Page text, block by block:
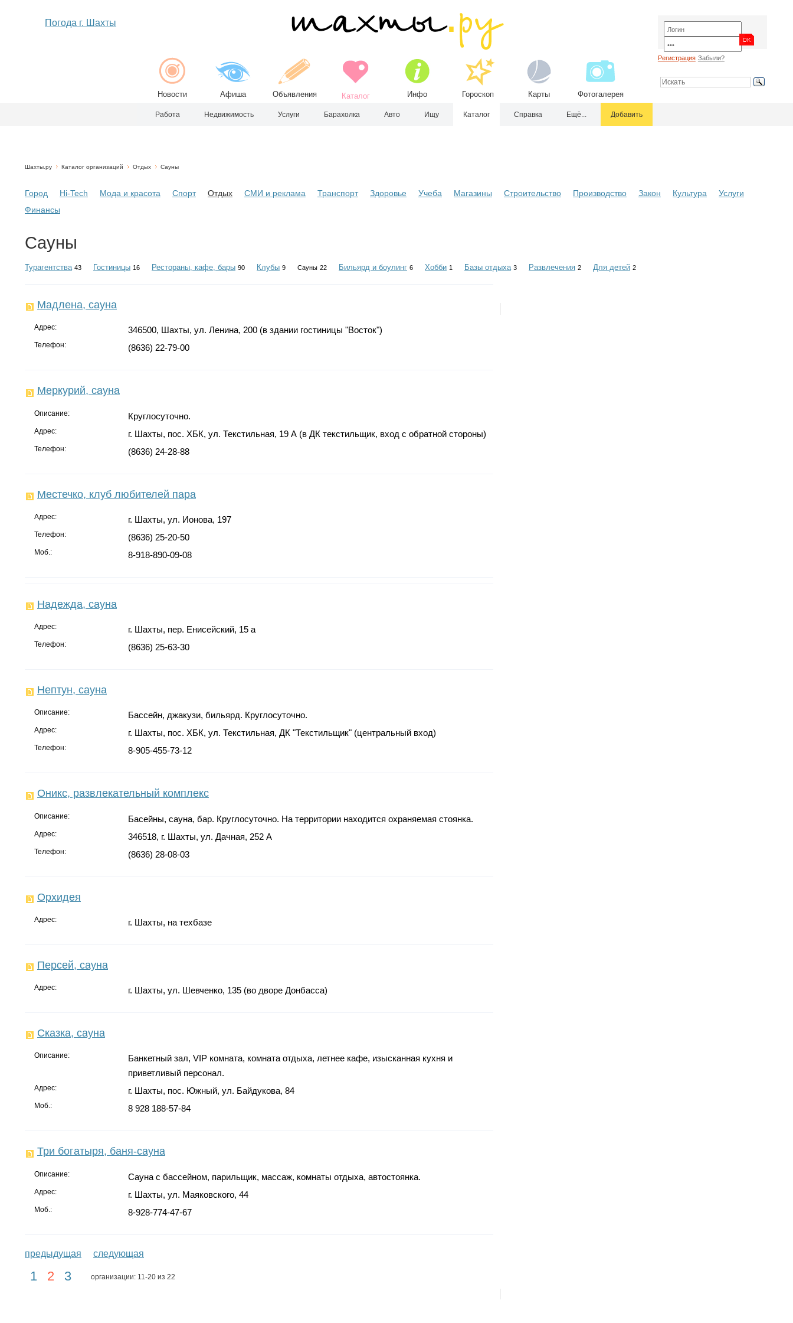
Погода г. Шахты
Новости Афиша Объявления Каталог Инфо Гороскоп Карты Фотогалерея
Регистрация Забыли?
Работа Недвижимость Услуги Барахолка Авто Ищу Каталог Справка Ещё... Добавить
Шахты.ру Каталог организаций Отдых Сауны
Город Hi-Tech Мода и красота Спорт Отдых СМИ и реклама Транспорт Здоровье Учеба Магазины Строительство Производство Закон Культура
Услуги
Финансы
Сауны
Турагентства 43 Гостиницы 16 Рестораны, кафе, бары 90 Клубы 9 Сауны 22 Бильярд и боулинг 6 Хобби 1 Базы отдыха 3 Развлечения 2 Для детей 2
Мадлена, сауна
Адрес: 346500, Шахты, ул. Ленина, 200 (в здании гостиницы "Восток")
Телефон: (8636) 22-79-00
Меркурий, сауна
Описание: Круглосуточно.
Адрес: г. Шахты, пос. ХБК, ул. Текстильная, 19 А (в ДК текстильщик, вход с обратной стороны)
Телефон: (8636) 24-28-88
Местечко, клуб любителей пара
Адрес: г. Шахты, ул. Ионова, 197
Телефон: (8636) 25-20-50
Моб.: 8-918-890-09-08
Надежда, сауна
Адрес: г. Шахты, пер. Енисейский, 15 а
Телефон: (8636) 25-63-30
Нептун, сауна
Описание: Бассейн, джакузи, бильярд. Круглосуточно.
Адрес: г. Шахты, пос. ХБК, ул. Текстильная, ДК "Текстильщик" (центральный вход)
Телефон: 8-905-455-73-12
Оникс, развлекательный комплекс
Описание: Басейны, сауна, бар. Круглосуточно. На территории находится охраняемая стоянка.
Адрес: 346518, г. Шахты, ул. Дачная, 252 А
Телефон: (8636) 28-08-03
Орхидея
Адрес: г. Шахты, на техбазе
Персей, сауна
Адрес: г. Шахты, ул. Шевченко, 135 (во дворе Донбасса)
Сказка, сауна
Описание:
Банкетный зал, VIP комната, комната отдыха, летнее кафе, изысканная кухня и
приветливый персонал.
Адрес: г. Шахты, пос. Южный, ул. Байдукова, 84
Моб.: 8 928 188-57-84
Три богатыря, баня-сауна
Описание: Сауна с бассейном, парильщик, массаж, комнаты отдыха, автостоянка.
Адрес: г. Шахты, ул. Маяковского, 44
Моб.: 8-928-774-47-67
предыдущая следующая
1 2 3 организации: 11-20 из 22